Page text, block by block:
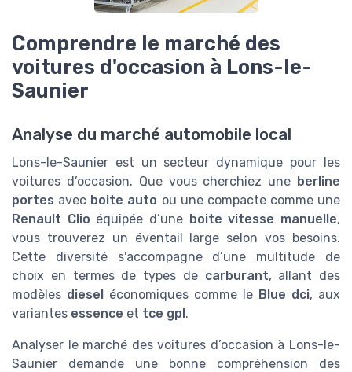
Comprendre le marché des
voitures d'occasion à Lons-le-
Saunier
Analyse du marché automobile local
Lons-le-Saunier est un secteur dynamique pour les
voitures d’occasion. Que vous cherchiez une berline
portes avec boite auto ou une compacte comme une
Renault Clio équipée d’une boite vitesse manuelle,
vous trouverez un éventail large selon vos besoins.
Cette diversité s'accompagne d’une multitude de
choix en termes de types de carburant, allant des
modèles diesel économiques comme le Blue dci, aux
variantes essence et tce gpl.
Analyser le marché des voitures d’occasion à Lons-le-
Saunier demande une bonne compréhension des